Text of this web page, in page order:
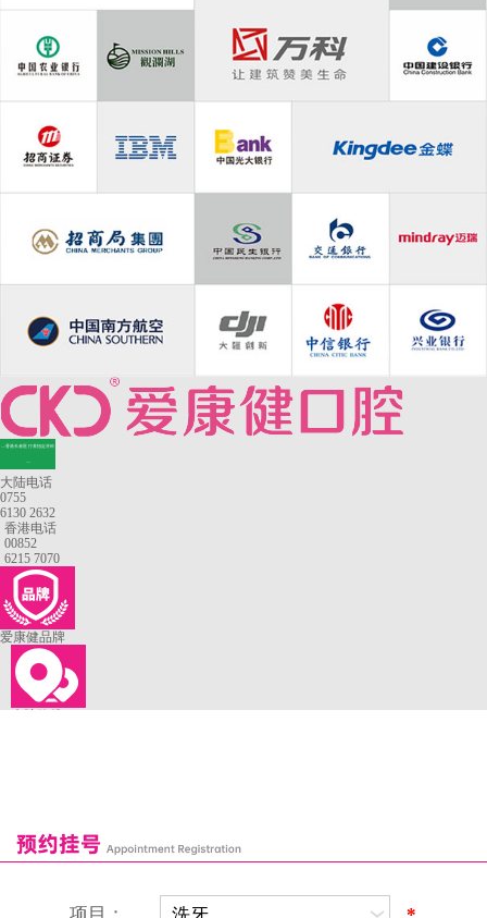
—香港长者医疗券指定牙科
大陆电话
0755
6130 2632
香港电话
00852
6215 7070
爱康健品牌
恒乐口腔诊所
富港口腔诊所